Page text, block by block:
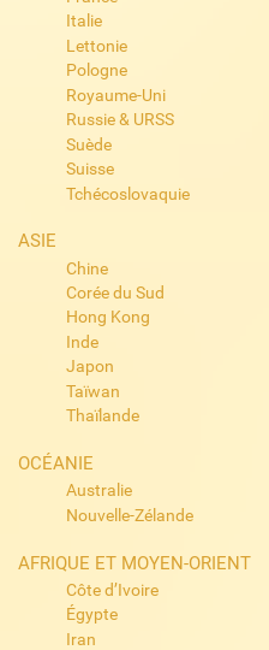
Italie
Lettonie
Pologne
Royaume-Uni
Russie & URSS
Suède
Suisse
Tchécoslovaquie
ASIE
Chine
Corée du Sud
Hong Kong
Inde
Japon
Taïwan
Thaïlande
OCÉANIE
Australie
Nouvelle-Zélande
AFRIQUE ET MOYEN-ORIENT
Côte d’Ivoire
Égypte
Iran